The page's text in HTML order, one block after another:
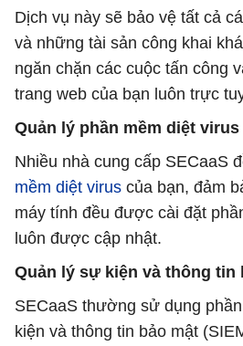
Dịch vụ này sẽ bảo vệ tất cả
và những tài sản công khai
ngăn chặn các cuộc tấn công
trang web của bạn luôn trực
Quản lý phần mềm diệt virus
Nhiều nhà cung cấp SECaaS
mềm diệt virus của bạn, đảm
máy tính đều được cài đặt
luôn được cập nhật.
Quản lý sự kiện và thông tin
SECaaS thường sử dụng
kiện và thông tin bảo mật